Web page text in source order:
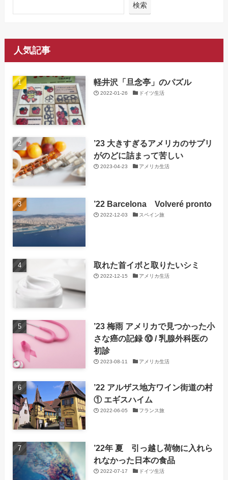
検索
人気記事
軽井沢「旦念亭」のパズル
2022-01-26 ドイツ生活
’23 大きすぎるアメリカのサプリ
がのどに詰まって苦しい
2023-04-23 アメリカ生活
’22 Barcelona Volveré pronto
2022-12-03 スペイン旅
取れた首イボと取りたいシミ
2022-12-15 アメリカ生活
’23 梅雨 アメリカで見つかった小
さな癌の記録 ⑩ / 乳腺外科医の
初診
2023-08-11 アメリカ生活
’22 アルザス地方ワイン街道の村
① エギスハイム
2022-06-05 フランス旅
’22年 夏 引っ越し荷物に入れら
れなかった日本の食品
2022-07-17 ドイツ生活